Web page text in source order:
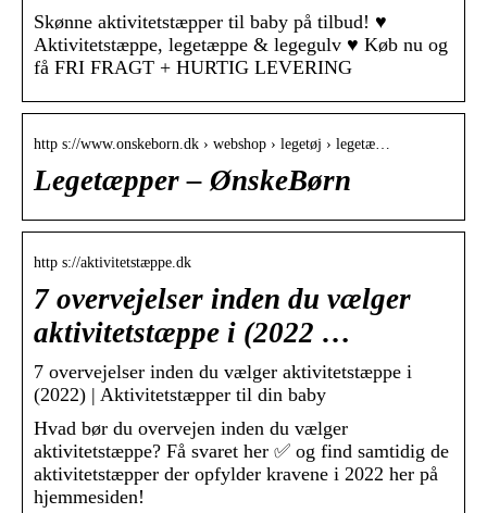
Skønne aktivitetstæpper til baby på tilbud! ♥
Aktivitetstæppe, legetæppe & legegulv ♥ Køb nu og
få FRI FRAGT + HURTIG LEVERING
http s://www.onskeborn.dk › webshop › legetøj › legetæ…
Legetæpper – ØnskeBørn
http s://aktivitetstæppe.dk
7 overvejelser inden du vælger
aktivitetstæppe i (2022 …
7 overvejelser inden du vælger aktivitetstæppe i
(2022) | Aktivitetstæpper til din baby
Hvad bør du overvejen inden du vælger
aktivitetstæppe? Få svaret her ✅ og find samtidig de
aktivitetstæpper der opfylder kravene i 2022 her på
hjemmesiden!